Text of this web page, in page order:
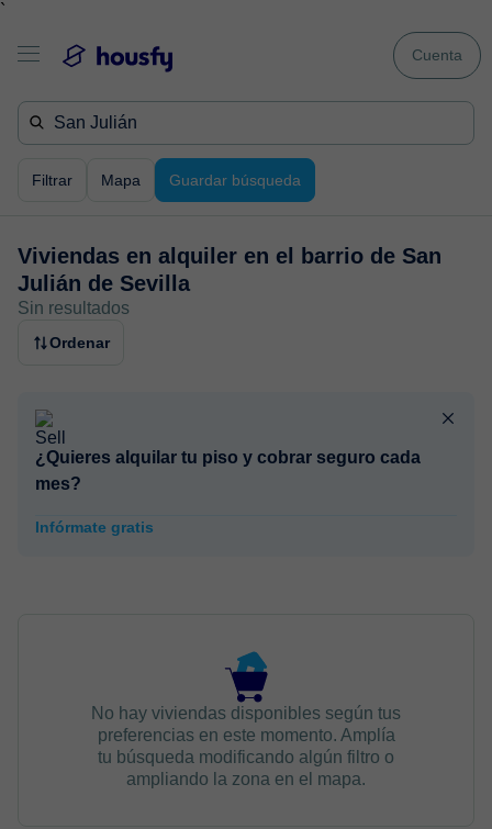
`
Cuenta
Filtrar Mapa Guardar búsqueda
Viviendas en alquiler en el barrio de San
Julián de Sevilla
Sin resultados
Ordenar
¿Quieres alquilar tu piso y cobrar seguro cada
mes?
Infórmate gratis
No hay viviendas disponibles según tus
preferencias en este momento. Amplía
tu búsqueda modificando algún filtro o
ampliando la zona en el mapa.